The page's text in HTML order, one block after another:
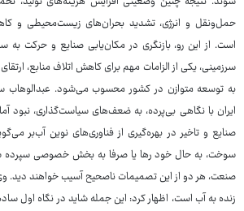
حمل‌ونقل و انرژی، تشدید بحران‌های زیست‌محیطی و
است. از این رو، بازنگری در مکان‌یابی صنایع و حرکت
سرزمینی، یکی از الزامات مهم برای کاهش اتلاف منابع،
به توسعه متوازن در کشور محسوب می‌شود. عبدالوهاب
ایران با نگاهی بی‌پرده، به ضعف‌های سیاست‌گذاری، نبود
صنایع و تاخیر در بهره‌گیری از فناوری‌های نوین آب‌بر
سوخت، به حال خود رها یا صرفا به بخش خصوصی سپرده
صنعت، هر دو از این تصمیمات ناصحیح آسیب خواهند دید.
زنده به آب است، اظهار کرد: این جمله شاید در نگاه اول